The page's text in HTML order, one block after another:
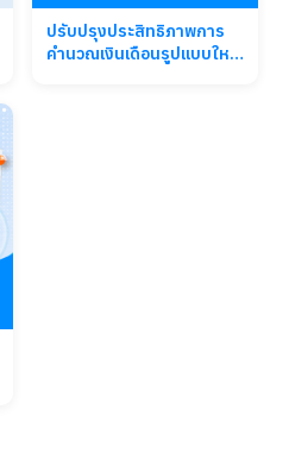
ปรับปรุงประสิทธิภาพการ
คำนวณเงินเดือนรูปแบบใหม่